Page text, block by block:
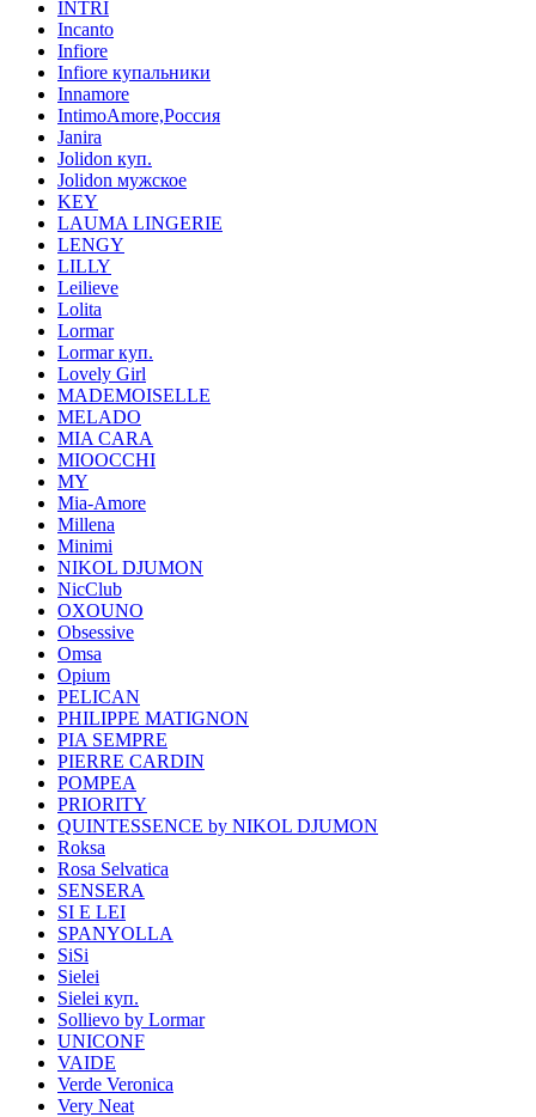
INTRI
Incanto
Infiore
Infiore купальники
Innamore
IntimoAmore,Россия
Janira
Jolidon куп.
Jolidon мужское
KEY
LAUMA LINGERIE
LENGY
LILLY
Leilieve
Lolita
Lormar
Lormar куп.
Lovely Girl
MADEMOISELLE
MELADO
MIA CARA
MIOOCCHI
MY
Mia-Amore
Millena
Minimi
NIKOL DJUMON
NicClub
OXOUNO
Obsessive
Omsa
Opium
PELICAN
PHILIPPE MATIGNON
PIA SEMPRE
PIERRE CARDIN
POMPEA
PRIORITY
QUINTESSENCE by NIKOL DJUMON
Roksa
Rosa Selvatica
SENSERA
SI E LEI
SPANYOLLA
SiSi
Sielei
Sielei куп.
Sollievo by Lormar
UNICONF
VAIDE
Verde Veronica
Very Neat